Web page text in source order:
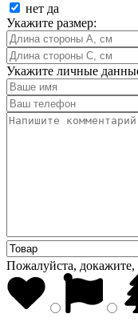
нет да
Укажите размер:
Укажите личные
Пожалуйста,